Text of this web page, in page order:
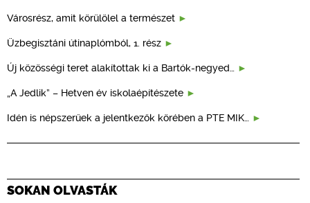
Városrész, amit körülölel a természet
Üzbegisztáni útinaplómból, 1. rész
Új közösségi teret alakítottak ki a Bartók-negyed…
„A Jedlik” – Hetven év iskolaépítészete
Idén is népszerűek a jelentkezők körében a PTE MIK…
SOKAN OLVASTÁK